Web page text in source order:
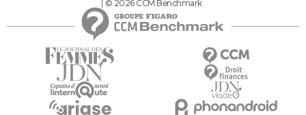
© 2026 CCM Benchmark